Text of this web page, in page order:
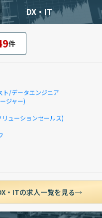
DX・IT
件
ト/データエンジニア
ジャー)
ューションセールス)
・ITの求人一覧を見る